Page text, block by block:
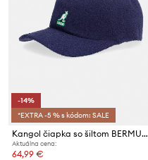
-14%
*EXTRA -5 % s kódom: SALE
Kangol čiapka so šiltom BERMUDA ELASTIC SPACECAP
Aktuálna cena:
64,99 €